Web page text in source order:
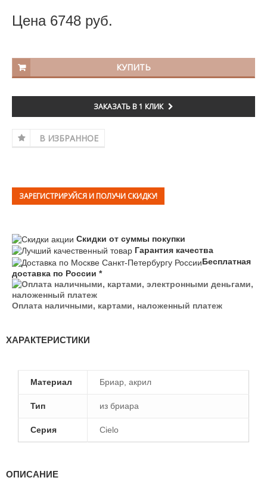
Цена 6748 руб.
КУПИТЬ
ЗАКАЗАТЬ В 1 КЛИК
В ИЗБРАННОЕ
ЗАРЕГИСТРИРУЙСЯ И ПОЛУЧИ СКИДКУ!
Скидки от суммы покупки
Гарантия качества
Бесплатная
доставка по России *
Оплата наличными, картами, наложенный платеж
ХАРАКТЕРИСТИКИ
Материал Бриар, акрил
Тип из бриара
Серия Cielo
ОПИСАНИЕ